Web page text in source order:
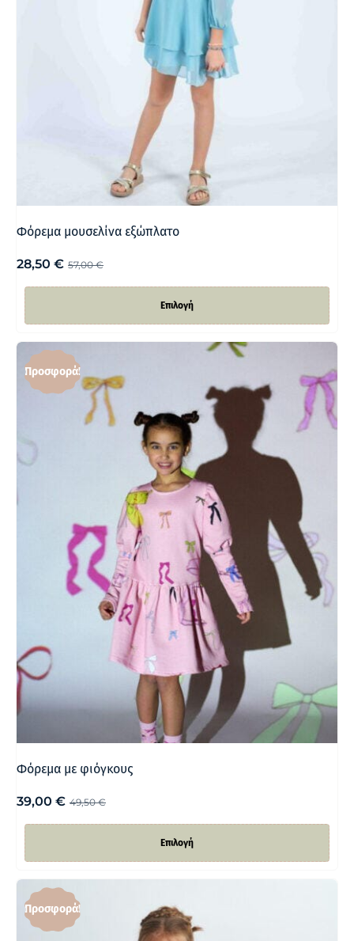
Φόρεμα μουσελίνα εξώπλατο
57,00€
28,50 €
Επιλογή
Προσφορά!
Φόρεμα με φιόγκους
49,50€
39,00 €
Επιλογή
Προσφορά!